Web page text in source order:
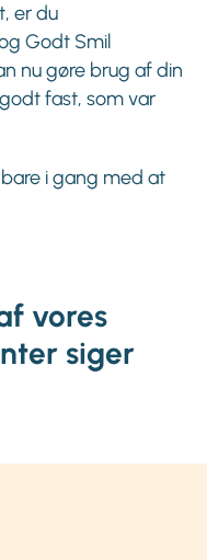
er du
Godt Smil
nu gøre brug af din
fast, som var
i gang med at
vores
siger